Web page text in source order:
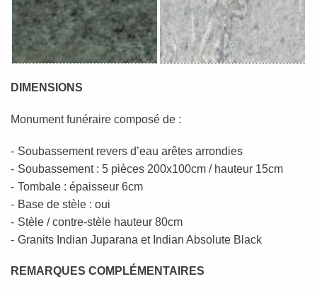
DIMENSIONS
Monument funéraire composé de :
Soubassement revers d’eau arêtes arrondies
Soubassement : 5 pièces 200x100cm / hauteur 15cm
Tombale : épaisseur 6cm
Base de stèle : oui
Stèle / contre-stèle hauteur 80cm
Granits Indian Juparana et Indian Absolute Black
REMARQUES COMPLÉMENTAIRES